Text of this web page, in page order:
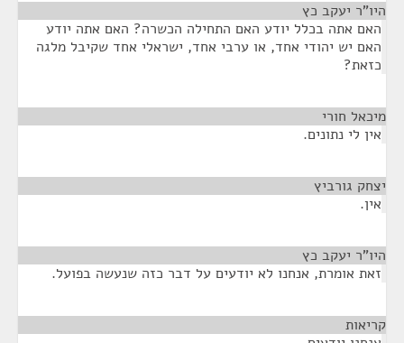
היו"ר יעקב כץ
האם אתה בכלל יודע האם התחילה הכשרה? האם אתה יודע
האם יש יהודי אחד, או ערבי אחד, ישראלי אחד שקיבל מלגה
כזאת?
מיכאל חורי
אין לי נתונים.
יצחק גורביץ
אין.
היו"ר יעקב כץ
זאת אומרת, אנחנו לא יודעים על דבר כזה שנעשה בפועל.
קריאות